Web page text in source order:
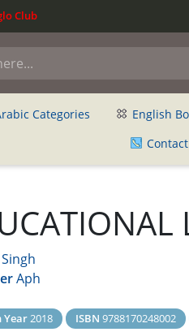
Club
Categories English
Singh
Aph
Year2018 ISBN 9788170248002